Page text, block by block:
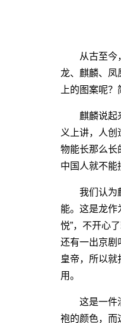
从古至今，
龙、麒麟、凤
上的图案呢
麒麟说起来
义上讲，人
物能长那么长
中国人就不能
我们认为麒
能。这是龙作
悦”，不开心
还有一出京剧
皇帝，所以
用。
这是一件清
袍的颜色，而